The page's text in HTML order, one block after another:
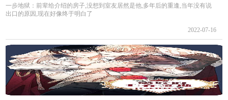
一步地狱：前辈给介绍的房子,没想到室友居然是他,多年后的重逢,当年没有说
出口的原因,现在好像终于明白了
2022-07-16